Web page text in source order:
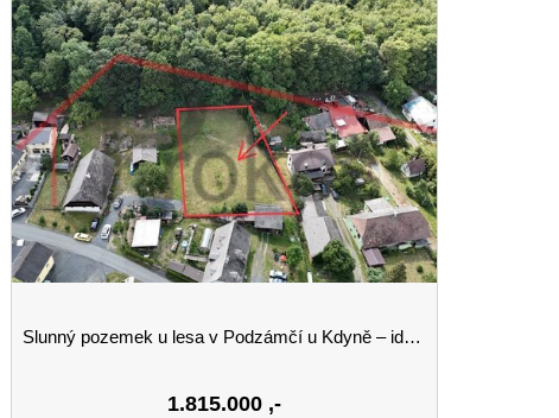
Slunný pozemek u lesa v Podzámčí u Kdyně – ideální místo pro váš odpočinek i malý rekreační domek (1 519 m²)
1.815.000 ,-